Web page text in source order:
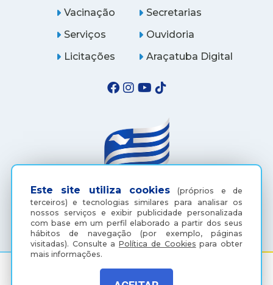
Este site utiliza cookies (próprios e de
terceiros) e tecnologias similares para analisar os
nossos serviços e exibir publicidade personalizada
com base em um perfil elaborado a partir dos seus
hábitos de navegação (por exemplo, páginas
visitadas). Consulte aPolítica de Cookies para obter
mais informações.
Vacinação
Serviços
Licitações
Secretarias
Ouvidoria
Araçatuba Digital
(18) 3607-6500